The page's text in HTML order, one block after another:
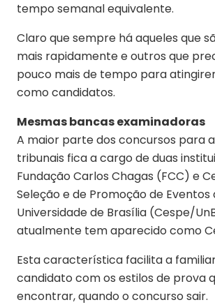
tempo semanal equivalente.
Claro que sempre há aqueles que
mais rapidamente e outros que
pouco mais de tempo para
como candidatos.
Mesmas bancas examinadoras
A maior parte dos concursos para
tribunais fica a cargo de duas
Fundação Carlos Chagas (FCC) e
Seleção e de Promoção de Eventos
Universidade de Brasília (Cespe/
atualmente tem aparecido como
Esta característica facilita a
candidato com os estilos de prova
encontrar, quando o concurso sair.